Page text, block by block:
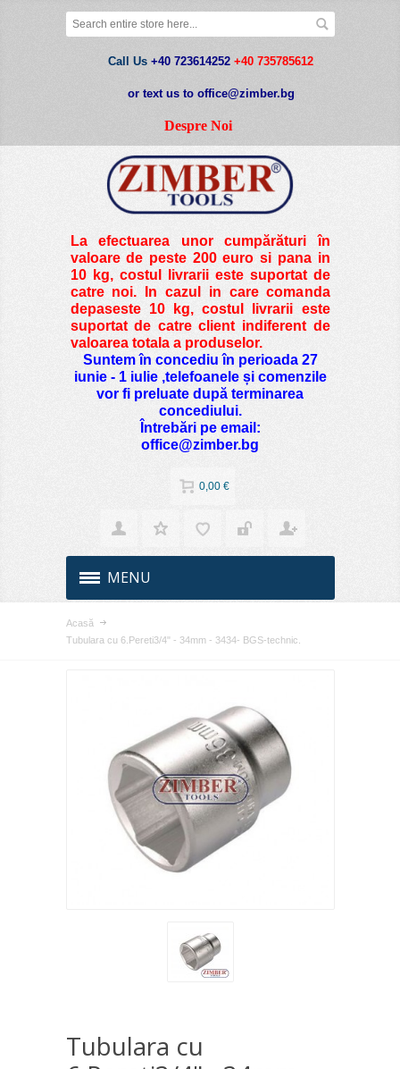
Call Us +40 723614252 +40 735785612
or text us to office@zimber.bg
Despre Noi
La efectuarea unor cumpărături în
valoare de peste200 euro si pana in
10 kg, costul livrarii este suportat de
catre noi. In cazul in care comanda
depaseste 10 kg, costul livrarii este
suportat de catre client indiferent de
valoarea totala a produselor.
Suntem în concediu în perioada 27
iunie - 1 iulie ,telefoanele și comenzile
vor fi preluate după terminarea
concediului.
Întrebări pe email:
office@zimber.bg
0,00 €
MENU
Acasă
Tubulara cu 6.Pereti3/4" - 34mm - 3434- BGS-technic.
Tubulara cu